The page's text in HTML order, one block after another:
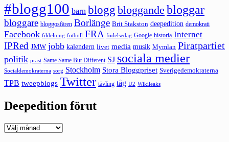
#blogg100 barn blogg bloggande bloggar
bloggare bloggosfären Borlänge Brit Stakston deepedition demokrati
Facebook fildelning fotboll FRA födelsedag Google historia Internet
IPRed JMW jobb kalendern livet media musik Mymlan Piratpartiet
politik präst Same Same But Different SJ sociala medier
Socialdemokraterna sorg Stockholm Stora Bloggpriset Sverigedemokraterna
TPB tweepblogs Twitter tävling tåg U2 Wikileaks
Deepedition förut
Deepedition